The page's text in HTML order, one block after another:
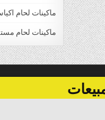
ماكينات لحام
ماكينات لحام